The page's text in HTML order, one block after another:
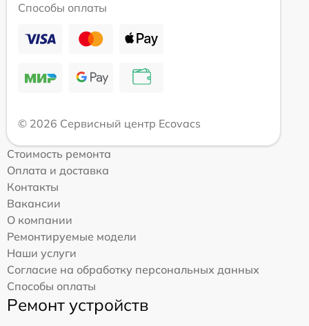
Способы оплаты
© 2026 Сервисный центр Ecovacs
Стоимость ремонта
Оплата и доставка
Контакты
Вакансии
О компании
Ремонтируемые модели
Наши услуги
Согласие на обработку персональных данных
Способы оплаты
Ремонт устройств